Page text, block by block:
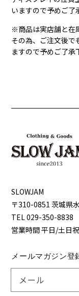
いますので予めご了
※商品は実店舗と在
その為、ご注文後で
ますので予めご了承
SLOWJAM
〒310-0851 茨城県
TEL 029-350-8838
営業時間 平⽇/⼟⽇
メールマガジン登
メール